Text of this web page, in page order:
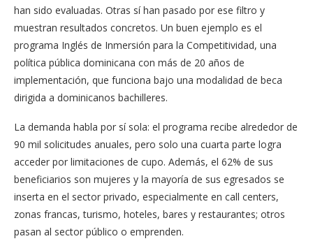
han sido evaluadas. Otras sí han pasado por ese filtro y
muestran resultados concretos. Un buen ejemplo es el
programa Inglés de Inmersión para la Competitividad, una
política pública dominicana con más de 20 años de
implementación, que funciona bajo una modalidad de beca
dirigida a dominicanos bachilleres.
La demanda habla por sí sola: el programa recibe alrededor de
90 mil solicitudes anuales, pero solo una cuarta parte logra
acceder por limitaciones de cupo. Además, el 62% de sus
beneficiarios son mujeres y la mayoría de sus egresados se
inserta en el sector privado, especialmente en call centers,
zonas francas, turismo, hoteles, bares y restaurantes; otros
pasan al sector público o emprenden.